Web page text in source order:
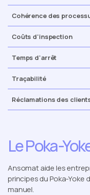
Cohérence des
Coûts d'inspection
Temps d'arrêt
Traçabilité
Réclamations des
Le Poka-
Ansomat aide les
principes du Poka-Yoke
manuel.